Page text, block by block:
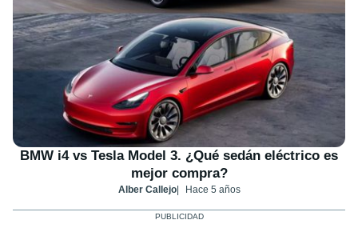
BMW i4 vs Tesla Model 3. ¿Qué sedán eléctrico es
mejor compra?
Alber Callejo Hace 5 años